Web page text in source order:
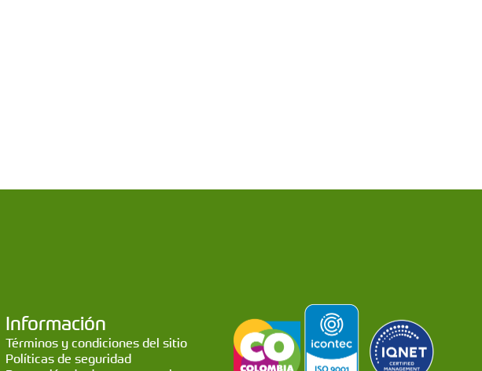
Información
Términos y condiciones del sitio
Políticas de seguridad